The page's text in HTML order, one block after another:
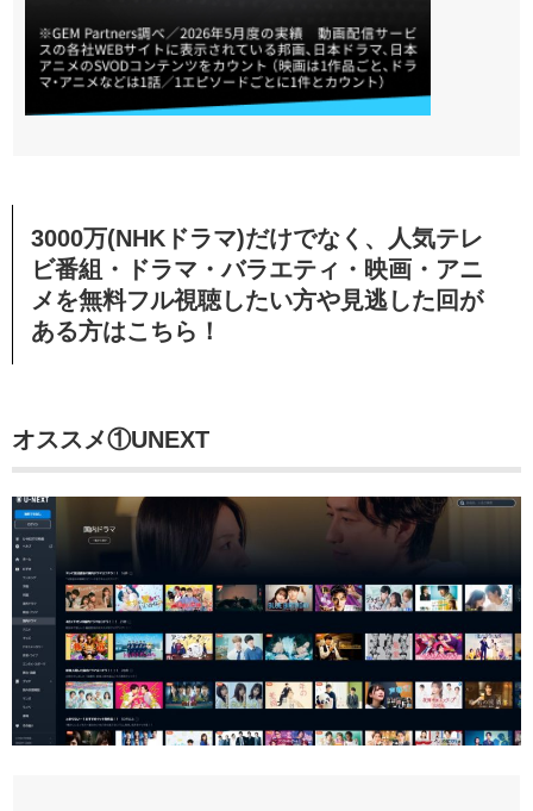
3000万(NHKドラマ)だけでなく、人気テレ
ビ番組・ドラマ・バラエティ・映画・アニ
メを無料フル視聴したい方や見逃した回が
ある方はこちら！
オススメ①UNEXT